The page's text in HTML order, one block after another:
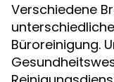
Verschiedene
Büroreinigung.